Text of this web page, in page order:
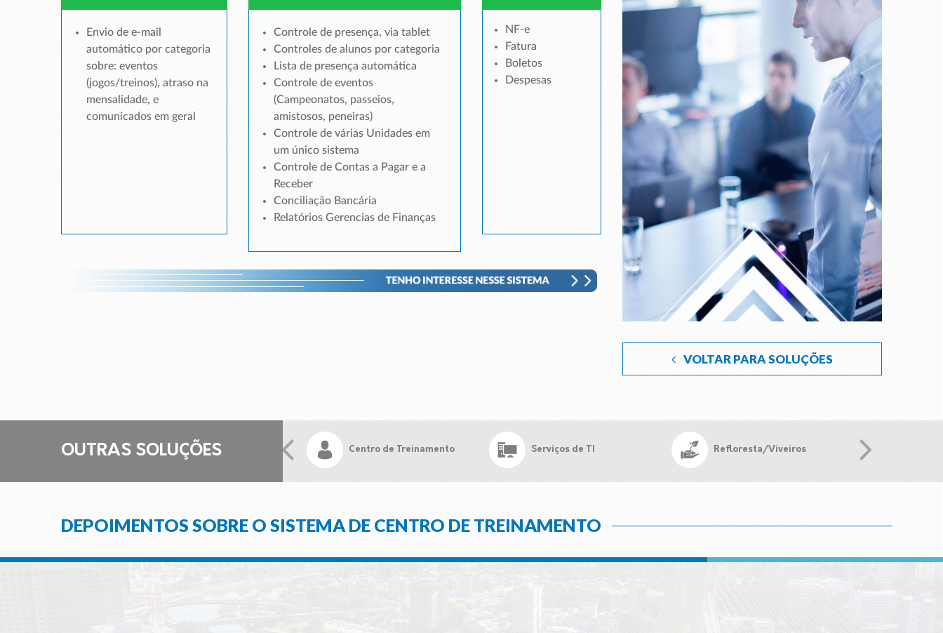
Envio de e-mail
automático por categoria
sobre: eventos
(jogos/treinos), atraso na
mensalidade, e
comunicados em geral
Controle de presença, via tablet
Controles de alunos por categoria
Lista de presença automática
Controle de eventos
(Campeonatos, passeios,
amistosos, peneiras)
Controle de várias Unidades em
um único sistema
Controle de Contas a Pagar e a
Receber
Conciliação Bancária
Relatórios Gerencias de Finanças
NF-e
Fatura
Boletos
Despesas
VOLTAR PARA SOLUÇÕES
OUTRAS SOLUÇÕES
Empresarial Controle de Atividades Centro de Treinamento Serviços de TI Refloresta/Viveiros
DEPOIMENTOS SOBRE O SISTEMA DE CENTRO DE TREINAMENTO